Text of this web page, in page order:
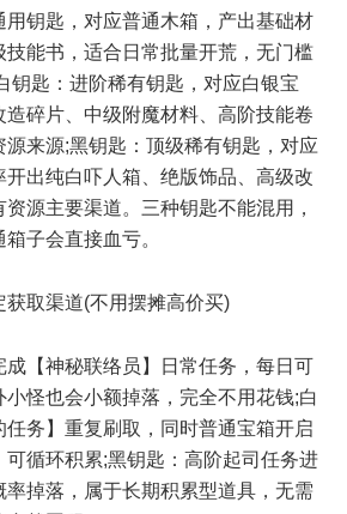
用钥匙，对应普通木箱，产出基础材
技能书，适合日常批量开荒，无门槛
钥匙：进阶稀有钥匙，对应白银宝
碎片、中级附魔材料、高阶技能卷
来源;黑钥匙：顶级稀有钥匙，对应
出纯白吓人箱、绝版饰品、高级改
源主要渠道。三种钥匙不能混用，
子会直接血亏。
获取渠道(不用摆摊高价买)
成【神秘联络员】日常任务，每日可
怪也会小额掉落，完全不用花钱;白
务】重复刷取，同时普通宝箱开启
可循环积累;黑钥匙：高阶起司任务进
率掉落，属于长期积累型道具，无需